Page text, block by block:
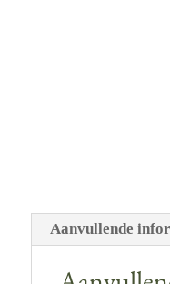
Aanvullende